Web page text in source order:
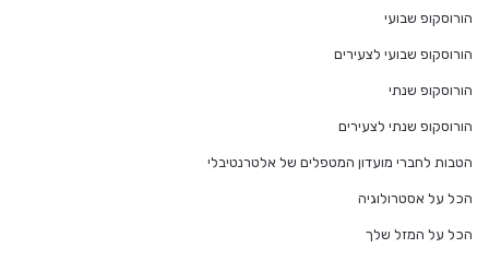
הורוסקופ שבועי
הורוסקופ שבועי לצעירים
הורוסקופ שנתי
הורוסקופ שנתי לצעירים
הטבות לחברי מועדון המטפלים של אלטרנטיבלי
הכל על אסטרולוגיה
הכל על המזל שלך